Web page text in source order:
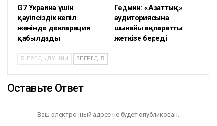
G7 Украина үшін
қауіпсіздік кепілі
жөнінде декларация
қабылдады
Гедмин: «Азаттық»
аудиториясына
шынайы ақпаратты
жеткізе береді
ПРЕДЫДУЩИЙ ВПЕРЕД
Оставьте Ответ
Ваш электронный адрес не будет опубликован.